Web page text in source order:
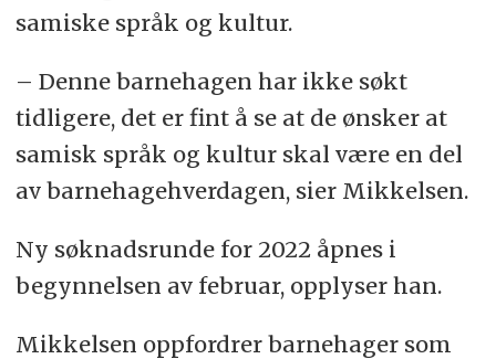
samiske språk og kultur.
– Denne barnehagen har ikke søkt
tidligere, det er fint å se at de ønsker at
samisk språk og kultur skal være en del
av barnehagehverdagen, sier Mikkelsen.
Ny søknadsrunde for 2022 åpnes i
begynnelsen av februar, opplyser han.
Mikkelsen oppfordrer barnehager som